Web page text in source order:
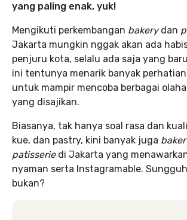
yang paling enak, yuk!
Mengikuti perkembangan bakerydan
Jakarta mungkin nggak akan ada
penjuru kota, selalu ada saja yang
ini tentunya menarik banyak
untuk mampir mencoba berbagai
yang disajikan.
Biasanya, tak hanya soal rasa dan
kue, dan pastry, kini banyak juga
patisserie di Jakarta yang
nyaman serta Instagramable.
bukan?